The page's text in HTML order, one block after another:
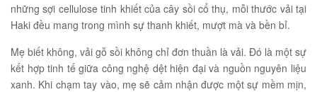
những sợi cellulose tinh khiết của cây sồi cổ thụ, mỗi thước vải tại
Haki đều mang trong mình sự thanh khiết, mượt mà và bền bỉ.
Mẹ biết không, vải gỗ sồi không chỉ đơn thuần là vải. Đó là một sự
kết hợp tinh tế giữa công nghệ dệt hiện đại và nguồn nguyên liệu
xanh. Khi chạm tay vào, mẹ sẽ cảm nhận được một sự mềm mịn,